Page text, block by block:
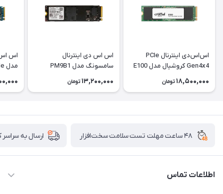
اس‌اس‌دی اینترنال PCIe
Gen4x4 کروشیال مدل E100
18,500,000 تومان
اس اس دی اینترنال
سامسونگ مدل PM9B1
13,200,000 تومان
اس اس
۴۸ ساعت مهلت تست سلامت سخت‌افزار ارسال به
اطلاعات تماس